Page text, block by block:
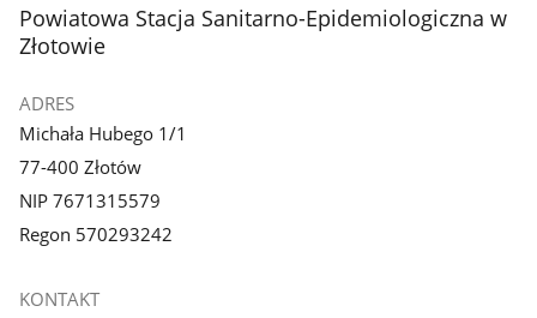
stopka
Powiatowa Stacja Sanitarno-Epidemiologiczna w
Złotowie
ADRES
Michała Hubego 1/1
77-400 Złotów
NIP 7671315579
Regon 570293242
KONTAKT